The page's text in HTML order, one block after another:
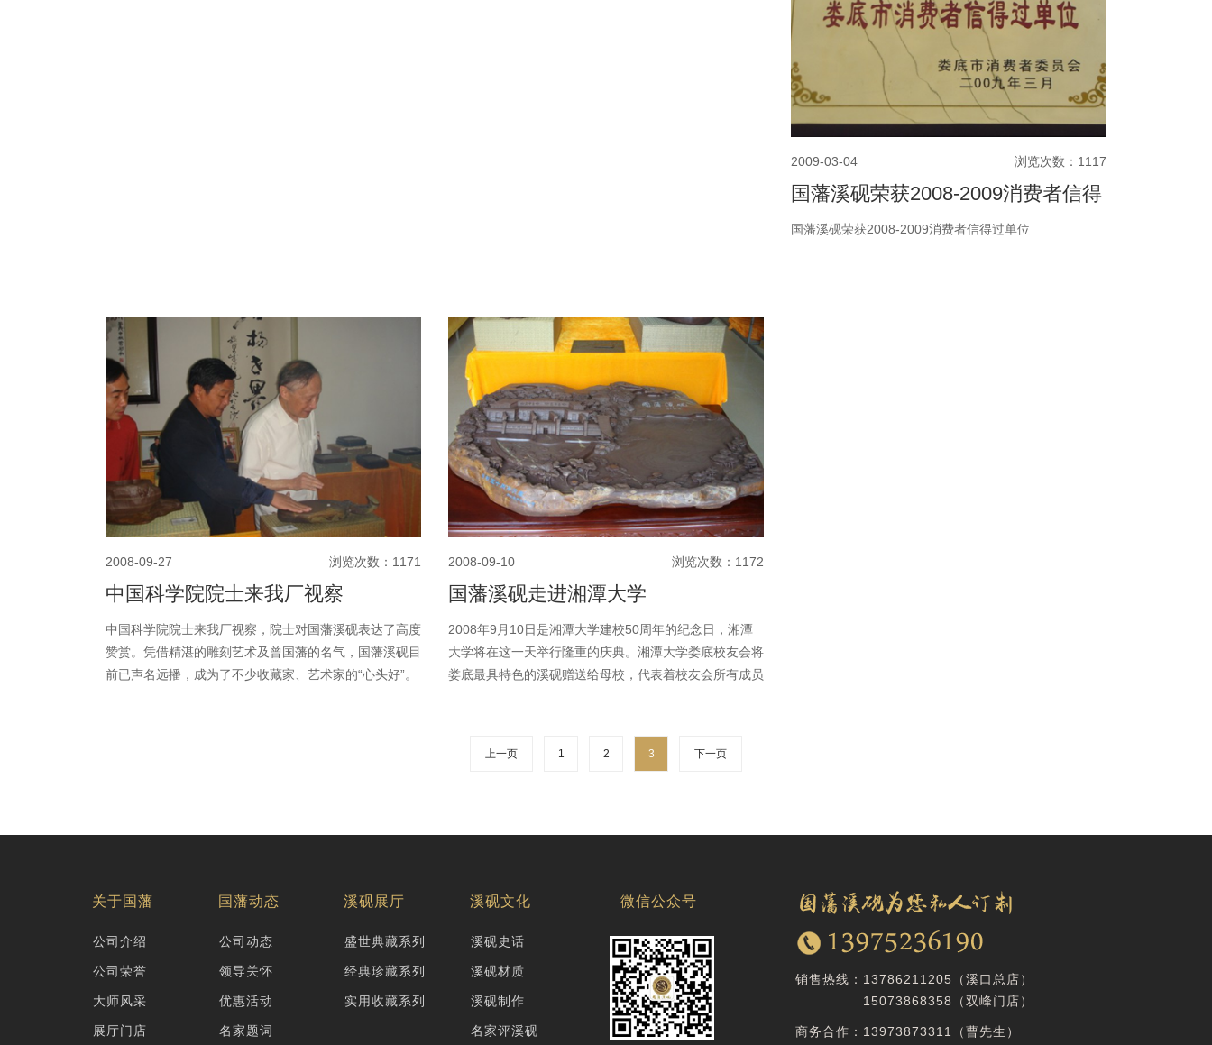
大繁荣做出新的贡献。
2009-03-04 浏览次数：1117
国藩溪砚荣获2008-2009消费者信得
国藩溪砚荣获2008-2009消费者信得过单位
2008-09-27 浏览次数：1171
中国科学院院士来我厂视察
中国科学院院士来我厂视察，院士对国藩溪砚表达了高度
赞赏。凭借精湛的雕刻艺术及曾国藩的名气，国藩溪砚目
前已声名远播，成为了不少收藏家、艺术家的“心头好”。
2008-09-10 浏览次数：1172
国藩溪砚走进湘潭大学
2008年9月10日是湘潭大学建校50周年的纪念日，湘潭
大学将在这一天举行隆重的庆典。湘潭大学娄底校友会将
娄底最具特色的溪砚赠送给母校，代表着校友会所有成员
上一页 1 2 3 下一页
关于国藩
公司介绍
公司荣誉
大师风采
展厅门店
国藩动态
公司动态
领导关怀
优惠活动
名家题词
溪砚展厅
盛世典藏系列
经典珍藏系列
实用收藏系列
溪砚文化
溪砚史话
溪砚材质
溪砚制作
名家评溪砚
微信公众号
销售热线： 13786211205（溪口总店）
15073868358
（双峰门店）
商务合作： 13973873311（曹先生）